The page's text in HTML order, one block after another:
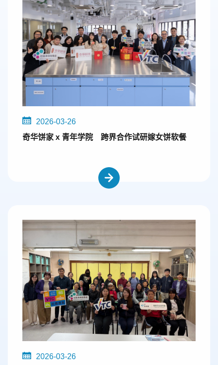
2026-03-26
奇华饼家 x 青年学院 跨界合作试研嫁女饼软餐
2026-03-26